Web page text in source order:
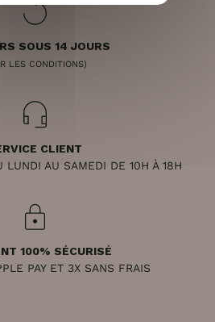
SOUS 14 JOURS
LES CONDITIONS)
CLIENT
LUNDI AU SAMEDI DE 10H À 18H
100% SÉCURISÉ
PAY ET 3X SANS FRAIS